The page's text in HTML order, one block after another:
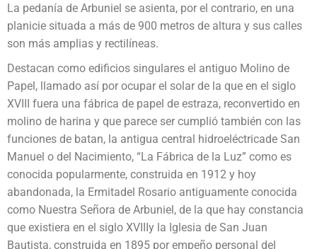
La pedanía de Arbuniel se asienta, por el contrario, en una
planicie situada a más de 900 metros de altura y sus calles
son más amplias y rectilíneas.
Destacan como edificios singulares el antiguo Molino de
Papel, llamado así por ocupar el solar de la que en el siglo
XVIII fuera una fábrica de papel de estraza, reconvertido en
molino de harina y que parece ser cumplió también con las
funciones de batan, la antigua central hidroeléctricade San
Manuel o del Nacimiento, “La Fábrica de la Luz” como es
conocida popularmente, construida en 1912 y hoy
abandonada, la Ermitadel Rosario antiguamente conocida
como Nuestra Señora de Arbuniel, de la que hay constancia
que existiera en el siglo XVIIIy la Iglesia de San Juan
Bautista, construida en 1895 por empeño personal del